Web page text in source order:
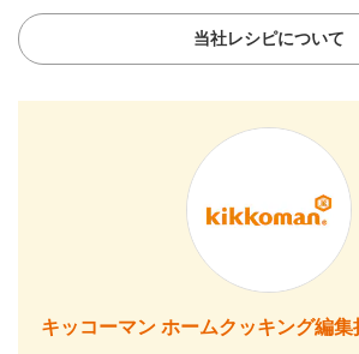
当社レシピについて
キッコーマン ホームクッキング編集